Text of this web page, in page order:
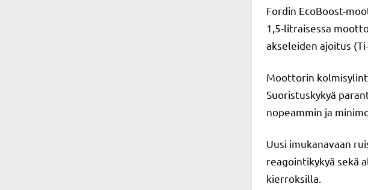
Fordin EcoBoost-
1,5-litraisessa
akseleiden ajoitus
Moottorin
Suoristuskykyä
nopeammin ja
Uusi imukanavaan
reagointikykyä sekä
kierroksilla.